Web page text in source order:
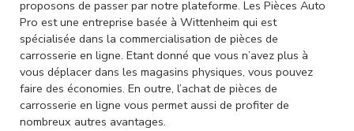
proposons de passer par notre plateforme. Les Pièces Auto
Pro est une entreprise basée à Wittenheim qui est
spécialisée dans la commercialisation de pièces de
carrosserie en ligne. Etant donné que vous n’avez plus à
vous déplacer dans les magasins physiques, vous pouvez
faire des économies. En outre, l’achat de pièces de
carrosserie en ligne vous permet aussi de profiter de
nombreux autres avantages.